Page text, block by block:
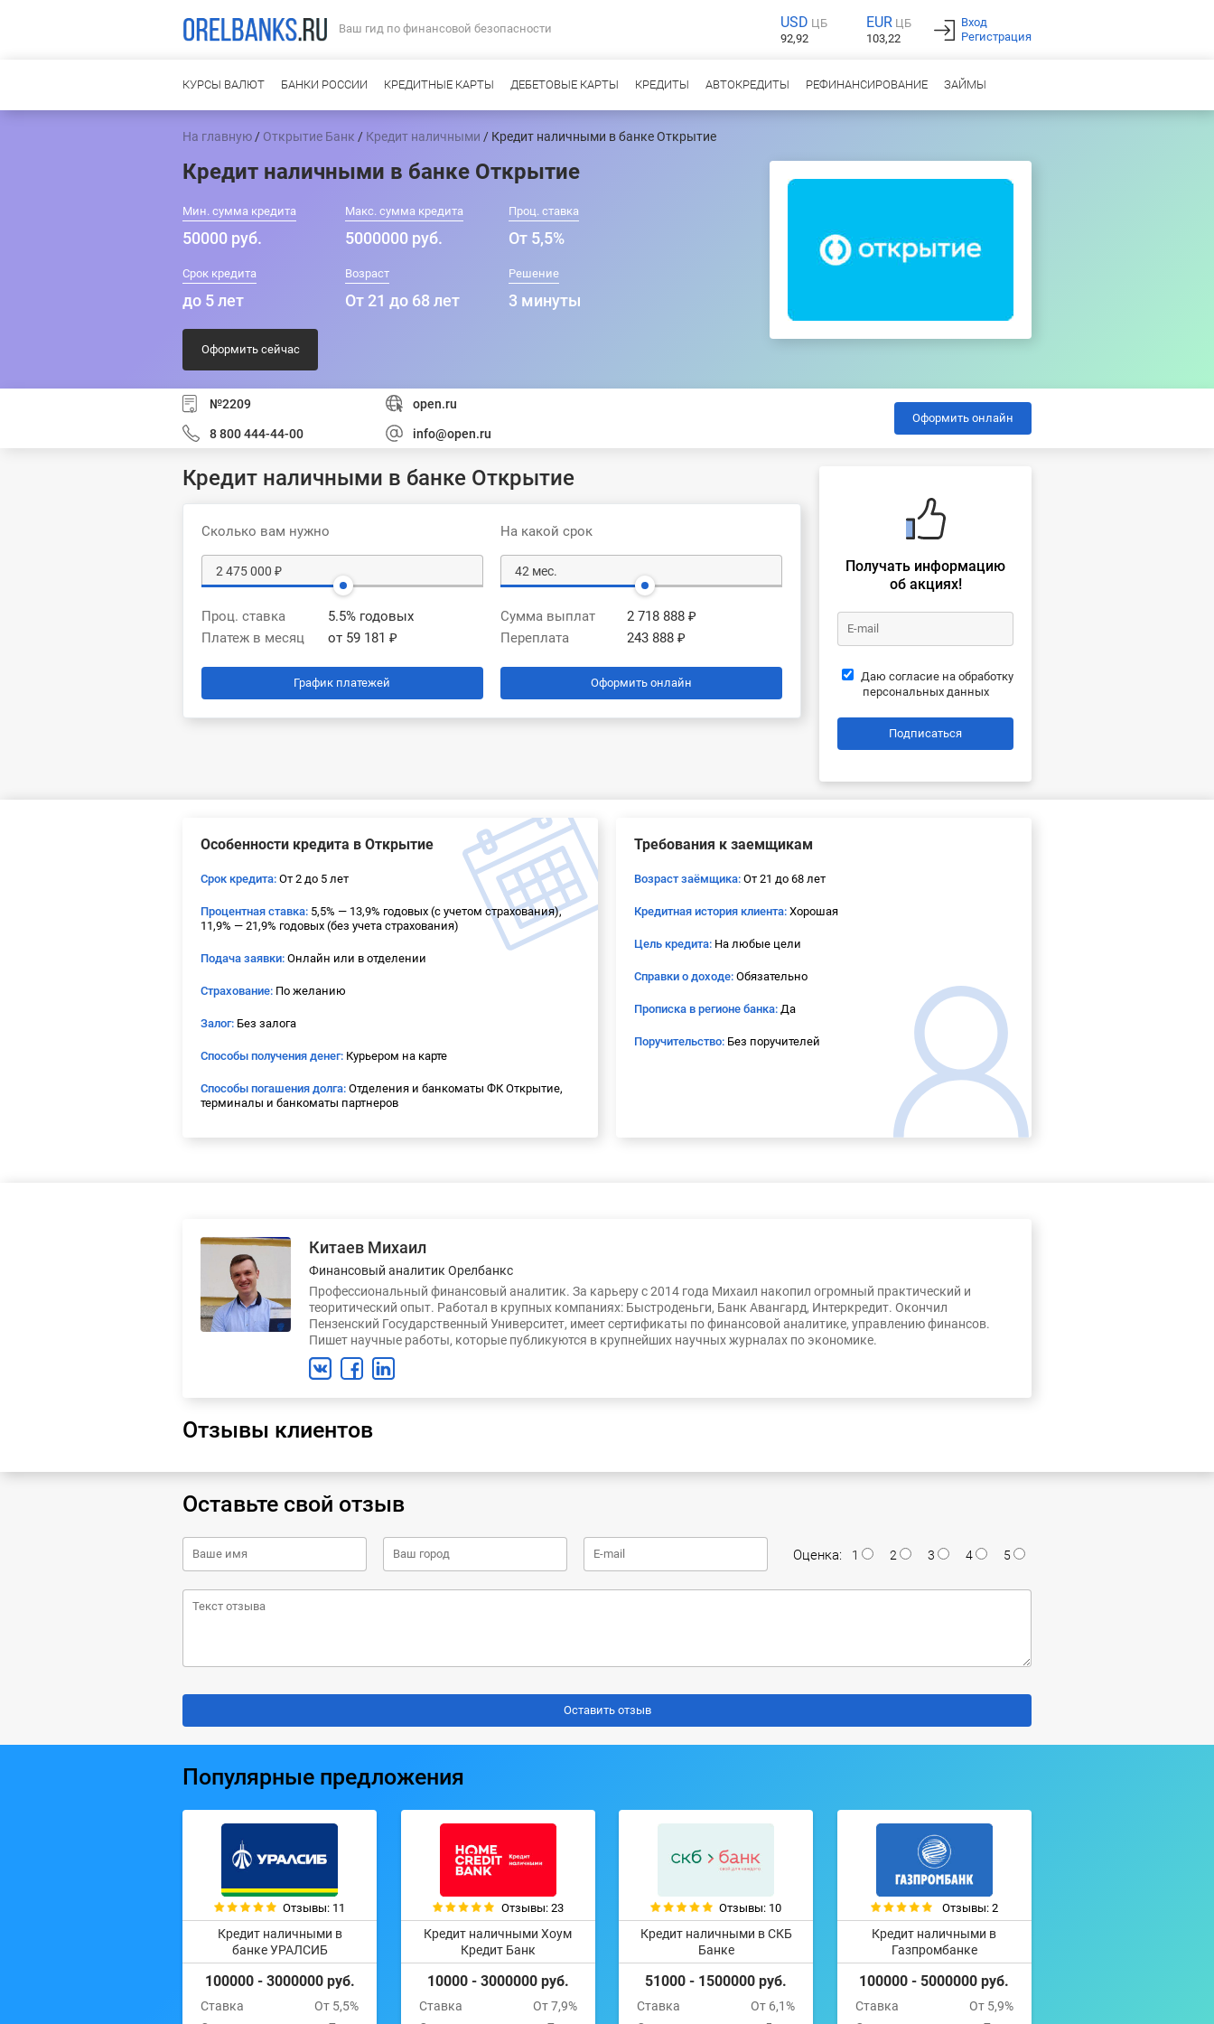
Ваш гид по финансовой безопасности USD ЦБ
92,92
EUR ЦБ
103,22
Вход
Регистрация
КУРСЫ ВАЛЮТ БАНКИ РОССИИ КРЕДИТНЫЕ КАРТЫ ДЕБЕТОВЫЕ КАРТЫ КРЕДИТЫ АВТОКРЕДИТЫ РЕФИНАНСИРОВАНИЕ ЗАЙМЫ
На главную / Открытие Банк / Кредит наличными / Кредит наличными в банке Открытие
Кредит наличными в банке Открытие
Мин. сумма кредита
50000 руб.
Макс. сумма кредита
5000000 руб.
Проц. ставка
От 5,5%
Срок кредита
до 5 лет
Возраст
От 21 до 68 лет
Решение
3 минуты
Оформить сейчас
№2209 open.ru
8 800 444-44-00 info@open.ru
Оформить онлайн
Кредит наличными в банке Открытие
Сколько вам нужно На какой срок
Проц. ставка
5.5% годовых
Платеж в месяц
от 59 181 ₽
Сумма выплат
2 718 888 ₽
Переплата
243 888 ₽
График платежей Оформить онлайн
Получать информацию
об акциях!
Даю согласие на обработку
персональных данных
Подписаться
Особенности кредита в Открытие
Срок кредита: От 2 до 5 лет
Процентная ставка: 5,5% — 13,9% годовых (с учетом страхования),
11,9% — 21,9% годовых (без учета страхования)
Подача заявки: Онлайн или в отделении
Страхование: По желанию
Залог: Без залога
Способы получения денег: Курьером на карте
Способы погашения долга: Отделения и банкоматы ФК Открытие,
терминалы и банкоматы партнеров
Требования к заемщикам
Возраст заёмщика: От 21 до 68 лет
Кредитная история клиента: Хорошая
Цель кредита: На любые цели
Справки о доходе: Обязательно
Прописка в регионе банка: Да
Поручительство: Без поручителей
Китаев Михаил
Финансовый аналитик Орелбанкс
Профессиональный финансовый аналитик. За карьеру с 2014 года Михаил накопил огромный практический и
теоритический опыт. Работал в крупных компаниях: Быстроденьги, Банк Авангард, Интеркредит. Окончил
Пензенский Государственный Университет, имеет сертификаты по финансовой аналитике, управлению финансов.
Пишет научные работы, которые публикуются в крупнейших научных журналах по экономике.
Отзывы клиентов
Оставьте свой отзыв
Оценка: 1 2 3 4 5
Популярные предложения
Отзывы: 11
Кредит наличными в
банке УРАЛСИБ
100000 - 3000000 руб.
Ставка
От 5,5%
Отзывы: 23
Кредит наличными Хоум
Кредит Банк
10000 - 3000000 руб.
Ставка
От 7,9%
Отзывы: 10
Кредит наличными в СКБ
Банке
51000 - 1500000 руб.
Ставка
От 6,1%
Отзывы: 2
Кредит наличными в
Газпромбанке
100000 - 5000000 руб.
Ставка
От 5,9%